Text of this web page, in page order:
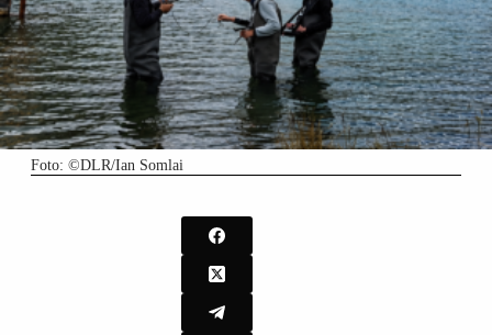
Foto: ©DLR/Ian Somlai